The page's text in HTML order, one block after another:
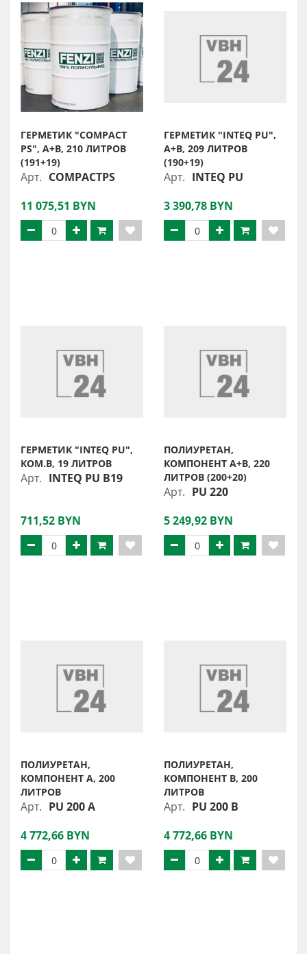
ГЕРМЕТИК "COMPACT
PS", A+B, 210 ЛИТРОВ
(191+19)
Арт. COMPACTPS
11 075,51 BYN
ГЕРМЕТИК "INTEQ PU",
A+B, 209 ЛИТРОВ
(190+19)
Арт. INTEQ PU
3 390,78 BYN
ГЕРМЕТИК "INTEQ PU",
КОМ.B, 19 ЛИТРОВ
Арт. INTEQ PU B19
711,52 BYN
ПОЛИУРЕТАН,
КОМПОНЕНТ A+B, 220
ЛИТРОВ (200+20)
Арт. PU 220
5 249,92 BYN
ПОЛИУРЕТАН,
КОМПОНЕНТ A, 200
ЛИТРОВ
Арт. PU 200 A
4 772,66 BYN
ПОЛИУРЕТАН,
КОМПОНЕНТ B, 200
ЛИТРОВ
Арт. PU 200 B
4 772,66 BYN